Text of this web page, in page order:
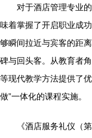
对于酒店管理专业
味着掌握了开启职业成
够瞬间拉近与宾客的距
碑与回头客。从教育者
等现代教学方法提供了
做”一体化的课程实施。
《酒店服务礼仪（